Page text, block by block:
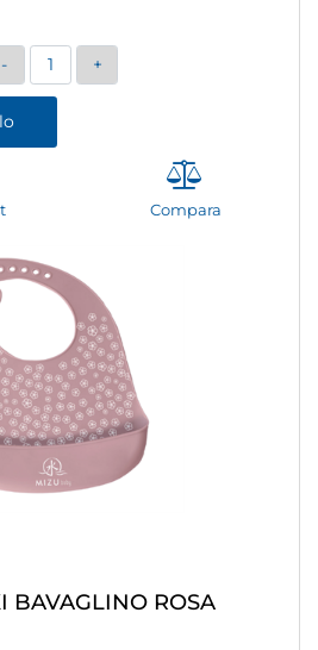
Quantità
Compara
BAVAGLINO ROSA